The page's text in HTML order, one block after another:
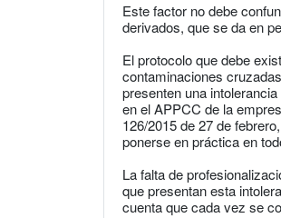
Este factor no debe
derivados, que se da en
El protocolo que debe
contaminaciones
presenten una
en el APPCC de la
126/2015 de 27 de
ponerse en práctica en
La falta de
que presentan esta
cuenta que cada vez se